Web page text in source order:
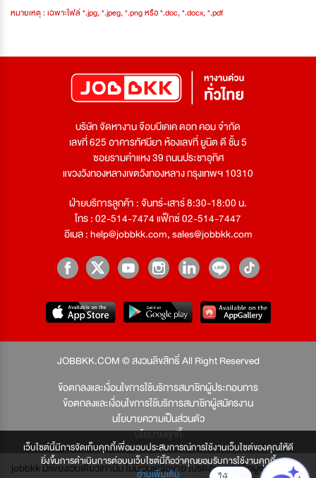
เว็บไซต์นี้มีการจัดเก็บคุกกี้เพื่อมอบประสบการณ์การใช้งานเว็บไซต์ของคุณให้ดี
ยิ่งขึ้นการดำเนินการต่อบนเว็บไซต์นี้ถือว่าคุณยอมรับการใช้งานคุกกี้
อ่านเพิ่มเติม
หมายเหตุ : เฉพาะไฟล์ *.jpg, *.jpeg, *.png หรือ *.doc, *.docx, *.pdf
บริษัท จัดหางาน จ๊อบบีเคเค ดอท คอม จำกัด
เลขที่ 625 อาคารทัศนียา ห้องเลขที่ ยูนิต ดี ชั้น 5
ซอยรามคำแหง 39 ถนนประชาอุทิศ
แขวงวังทองหลางเขตวังทองหลาง กรุงเทพฯ 10310
ฝ่ายบริการลูกค้า : จันทร์-เสาร์ 8:30-18:00 น.
โทร : 02-514-7474 แฟ็กซ์ 02-514-7447
อีเมล :help@jobbkk.com,sales@jobbkk.com
JOBBKK.COM © สงวนลิขสิทธิ์ All Right Reserved
ข้อตกลงและเงื่อนไขการใช้บริการสมาชิกผู้ประกอบการ
ข้อตกลงและเงื่อนไขการใช้บริการสมาชิกผู้สมัครงาน
นโยบายความเป็นส่วนตัว
นโยบายคุกกี้
jobbkk มีเพียงเว็บเดียวเท่านั้น ไม่มีเว็บเครือข่าย โปรดอย่าหลงเชื่อผู้แอบอ้าง และ